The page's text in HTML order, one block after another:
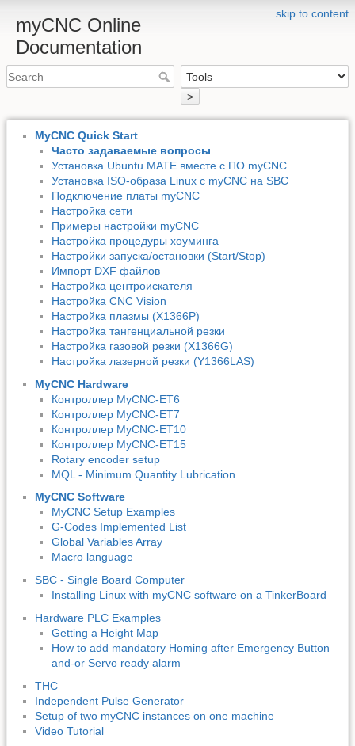
skip to content
myCNC Online
Documentation
>
MyCNC Quick Start
Часто задаваемые вопросы
Установка Ubuntu MATE вместе с ПО myCNC
Установка ISO-образа Linux с myCNC на SBC
Подключение платы myCNC
Настройка сети
Примеры настройки myCNC
Настройка процедуры хоуминга
Настройки запуска/остановки (Start/Stop)
Импорт DXF файлов
Настройка центроискателя
Настройка CNC Vision
Настройка плазмы (X1366P)
Настройка тангенциальной резки
Настройка газовой резки (X1366G)
Настройка лазерной резки (Y1366LAS)
MyCNC Hardware
Контроллер MyCNC-ET6
Контроллер MyCNC-ET7
Контроллер MyCNC-ET10
Контроллер MyCNC-ET15
Rotary encoder setup
MQL - Minimum Quantity Lubrication
MyCNC Software
MyCNC Setup Examples
G-Codes Implemented List
Global Variables Array
Macro language
SBC - Single Board Computer
Installing Linux with myCNC software on a TinkerBoard
Hardware PLC Examples
Getting a Height Map
How to add mandatory Homing after Emergency Button
and-or Servo ready alarm
THC
Independent Pulse Generator
Setup of two myCNC instances on one machine
Video Tutorial